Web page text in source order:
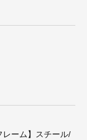
レーム】スチール/